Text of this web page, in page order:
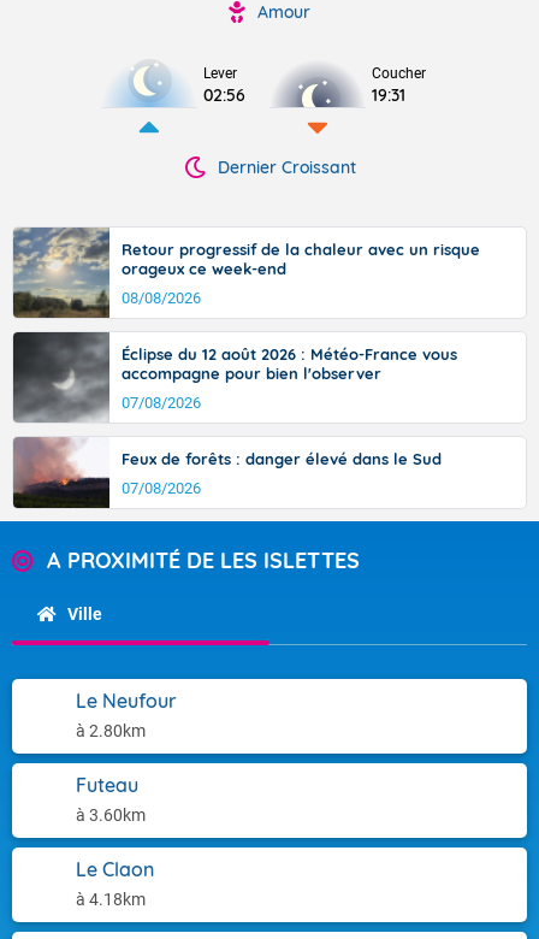
Amour
Lever
02:56
Coucher
19:31
Dernier Croissant
Retour progressif de la chaleur avec un risque
orageux ce week-end
08/08/2026
Éclipse du 12 août 2026 : Météo-France vous
accompagne pour bien l'observer
07/08/2026
Feux de forêts : danger élevé dans le Sud
07/08/2026
A PROXIMITÉ DE LES ISLETTES
Ville
Le Neufour
à 2.80km
Futeau
à 3.60km
Le Claon
à 4.18km